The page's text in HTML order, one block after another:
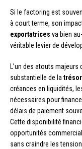
Si le factoring est
à court terme, son
exportatrices va bien
véritable levier de
L’un des atouts
substantielle de la
créances en liquidités,
nécessaires pour
délais de paiement
Cette disponibilité
opportunités
sans craindre les